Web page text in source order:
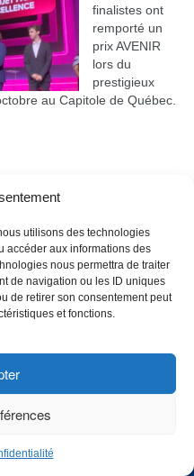
utilisons des technologies
accéder aux informations des
nous permettra de traiter
de navigation ou les ID uniques
de retirer son consentement peut
et fonctions.
finalistes ont
remporté un
prix AVENIR
lors du
prestigieux
au Capitole de Québec.
Le Collège de
Maisonneuve
a inauguré
PROFIL